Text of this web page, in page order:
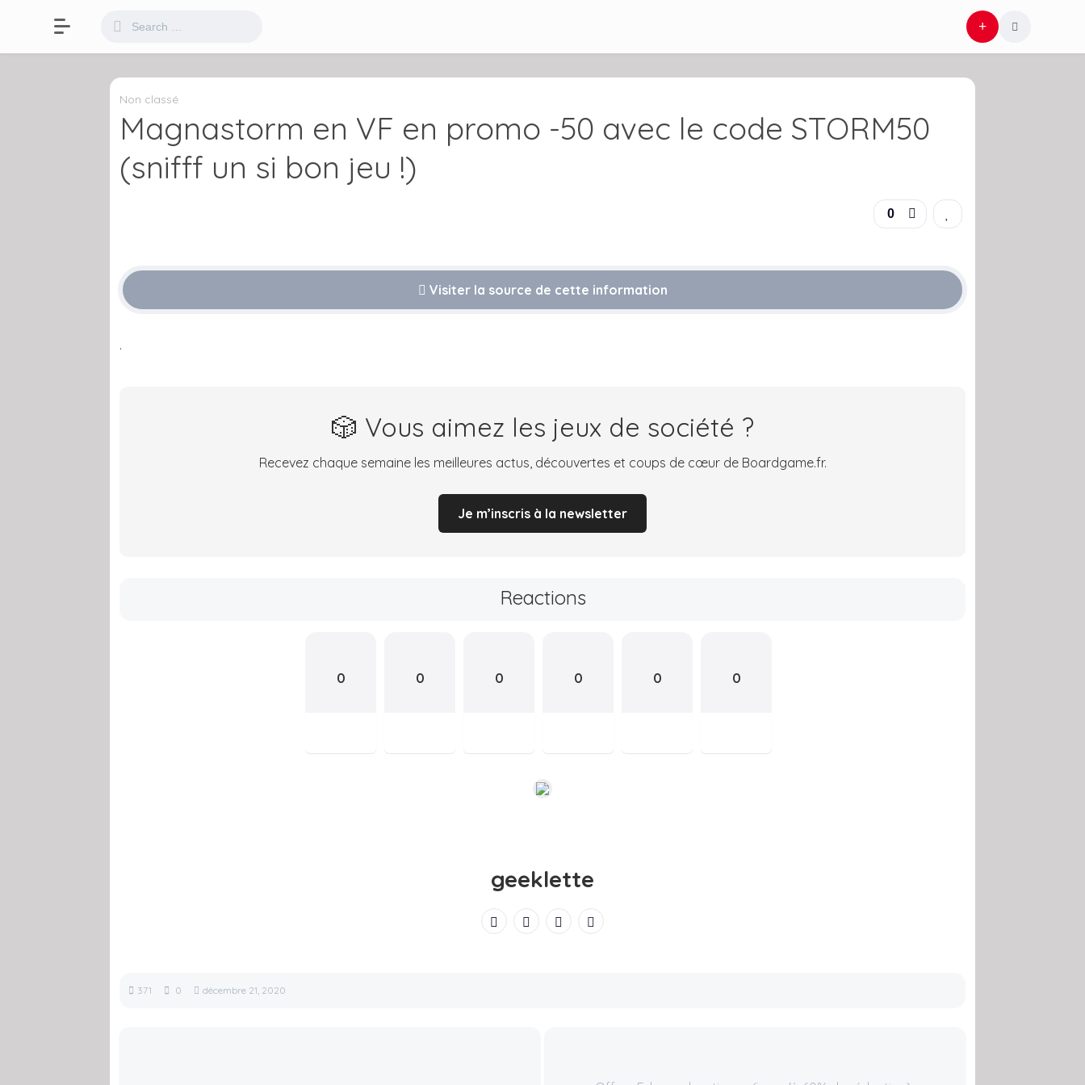
Non classé
Magnastorm en VF en promo -50 avec le code STORM50
(snifff un si bon jeu !)
0
Visiter la source de cette information
.
🎲 Vous aimez les jeux de société ?
Recevez chaque semaine les meilleures actus, découvertes et coups de cœur de Boardgame.fr.
Je m’inscris à la newsletter
Reactions
0 0 0 0 0 0
geeklette
371 0 décembre 21, 2020